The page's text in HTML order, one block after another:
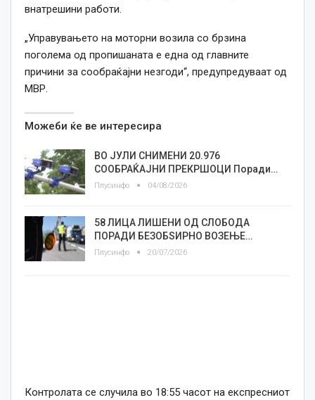
внатрешини работи.
„Управувањето на моторни возила со брзина
поголема од пропишаната е една од главните
причини за сообраќајни незгоди“, предупредуваат од
МВР.
Можеби ќе ве интересира
ВО ЈУЛИ СНИМЕНИ 20.976
СООБРАЌАЈНИ ПРЕКРШОЦИ Поради…
Плусинфо 04/08/2026
58 ЛИЦА ЛИШЕНИ ОД СЛОБОДА
ПОРАДИ БЕЗОБЅИРНО ВОЗЕЊЕ…
Плусинфо 20/07/2026
Контролата се случила во 18:55 часот на експресниот